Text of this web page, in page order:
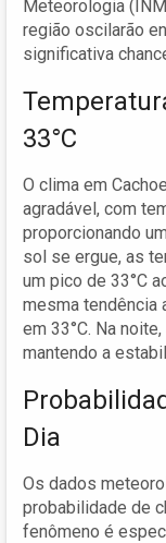
Meteorologia
região oscilarão
significativa
33°C
O clima em
agradável, com
proporcionando
sol se ergue, as
um pico de 33°C
mesma tendência
em 33°C. Na
mantendo a
Dia
Os dados
probabilidade de
fenômeno é